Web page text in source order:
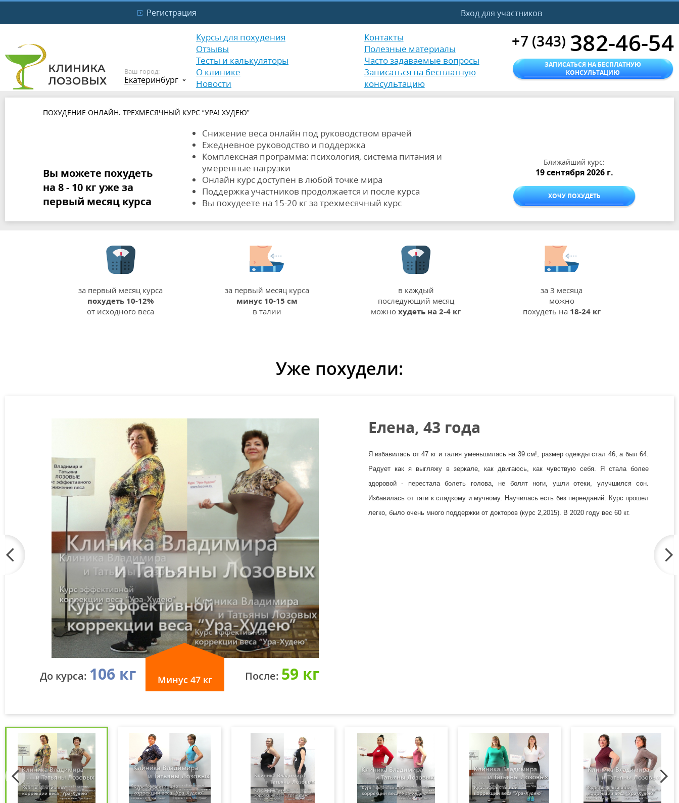
Регистрация Вход для участников
Ваш город:
Екатеринбург
Курсы для похудения
Отзывы
Тесты и калькуляторы
О клинике
Новости
Контакты
Полезные материалы
Часто задаваемые вопросы
Записаться на бесплатную
консультацию
+7 (343) 382-46-54
ЗАПИСАТЬСЯ НА БЕСПЛАТНУЮ
КОНСУЛЬТАЦИЮ
ПОХУДЕНИЕ ОНЛАЙН. ТРЕХМЕСЯЧНЫЙ КУРС “УРА! ХУДЕЮ”
Вы можете похудеть
на 8 - 10 кг уже за
первый месяц курса
Снижение веса онлайн под руководством врачей
Ежедневное руководство и поддержка
Комплексная программа: психология, система питания и
умеренные нагрузки
Онлайн курс доступен в любой точке мира
Поддержка участников продолжается и после курса
Вы похудеете на 15-20 кг за трехмесячный курс
Ближайший курс:
19 сентября 2026 г.
ХОЧУ ПОХУДЕТЬ
за первый месяц курса
похудеть 10-12%
от исходного веса
за первый месяц курса
минус 10-15 см
в талии
в каждый
последующий месяц
можнохудеть на 2-4 кг
за 3 месяца
можно
похудеть на 18-24 кг
Уже похудели:
До курса: 106 кг Минус 47 кг После: 59 кг
Елена, 43 года
Я избавилась от 47 кг и талия уменьшилась на 39 см!, размер одежды стал 46, а был 64.
Радует как я выгляжу в зеркале, как двигаюсь, как чувствую себя. Я стала более
здоровой - перестала болеть голова, не болят ноги, ушли отеки, улучшился сон.
Избавилась от тяги к сладкому и мучному. Научилась есть без перееданий. Курс прошел
легко, было очень много поддержки от докторов (курс 2,2015). В 2020 году вес 60 кг.